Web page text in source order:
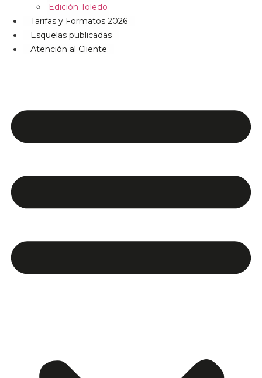
Edición Toledo
Tarifas y Formatos 2026
Esquelas publicadas
Atención al Cliente